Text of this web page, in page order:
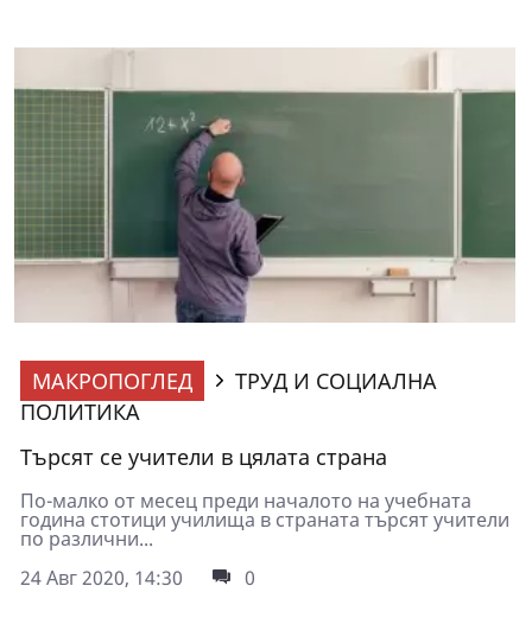
МАКРОПОГЛЕД
ТРУД И СОЦИАЛНА
ПОЛИТИКА
Търсят се учители в цялата страна
По-малко от месец преди началото на учебната
година стотици училища в страната търсят учители
по различни...
24 Авг 2020, 14:30
0